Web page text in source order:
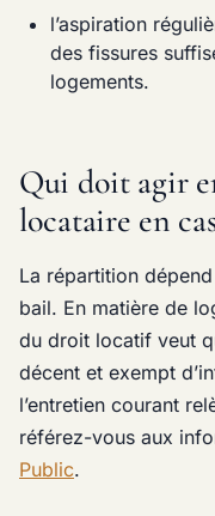
l’aspiration
des fissures
logements.
Qui doit agir
locataire en
La répartition
bail. En matière de
du droit locatif veut
décent et exempt
l’entretien courant
référez-vous aux
Public.